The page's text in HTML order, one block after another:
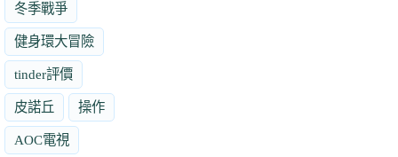
冬季戰爭
健身環大冒險
tinder評價
皮諾丘 操作
AOC電視